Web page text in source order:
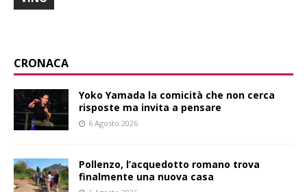
CRONACA
Yoko Yamada la comicità che non cerca
risposte ma invita a pensare
6 Agosto 2026
Pollenzo, l’acquedotto romano trova
finalmente una nuova casa